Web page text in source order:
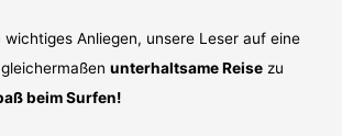
wichtiges Anliegen, unsere Leser auf eine
unterhaltsame Reise zu
beim Surfen!